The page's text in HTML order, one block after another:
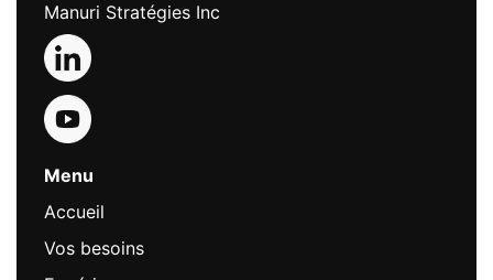
Manuri Stratégies Inc
Menu
Accueil
Vos besoins